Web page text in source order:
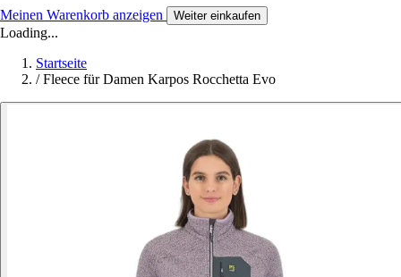
Meinen Warenkorb anzeigen Weiter einkaufen
Loading...
Startseite
/ Fleece für Damen Karpos Rocchetta Evo